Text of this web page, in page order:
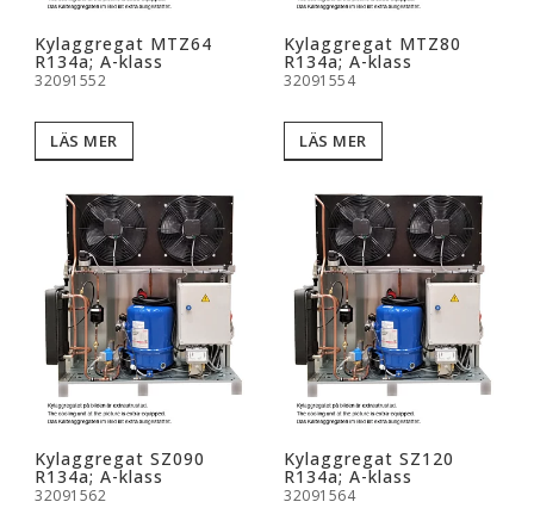
Kylaggregat MTZ64
R134a; A-klass
32091552
LÄS MER
Kylaggregat MTZ80
R134a; A-klass
32091554
LÄS MER
Kylaggregat SZ090
R134a; A-klass
32091562
Kylaggregat SZ120
R134a; A-klass
32091564